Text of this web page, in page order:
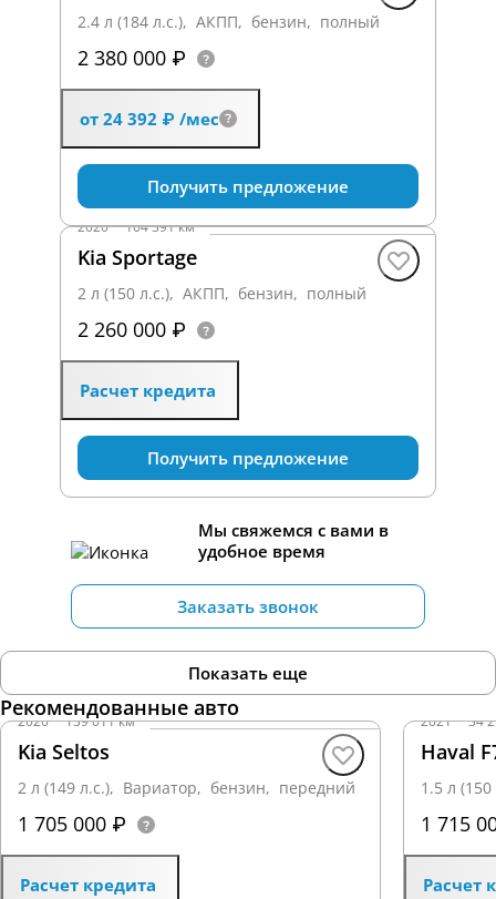
2.4 л (184 л.с.), АКПП, бензин, полный
2 380 000 ₽
от 24 392 ₽ /мес
Получить предложение
2020·104 391 км
Kia Sportage
2 л (150 л.с.), АКПП, бензин, полный
2 260 000 ₽
Расчет кредита
Получить предложение
Мы свяжемся с вами в
удобное время
Заказать звонок
Показать еще
Рекомендованные авто
2020·139 011 км
Kia Seltos
2 л (149 л.с.), Вариатор, бензин, передний
1 705 000 ₽
Расчет кредита
2021·34
Haval
1.5 л
1 715
Расчет